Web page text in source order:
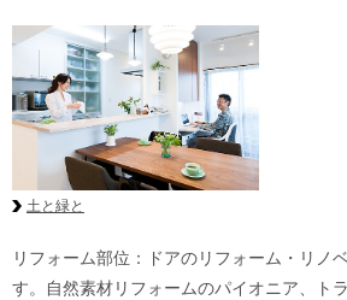
土と緑と
リフォーム部位：ドアのリフォーム・リノ
す。自然素材リフォームのパイオニア、ト